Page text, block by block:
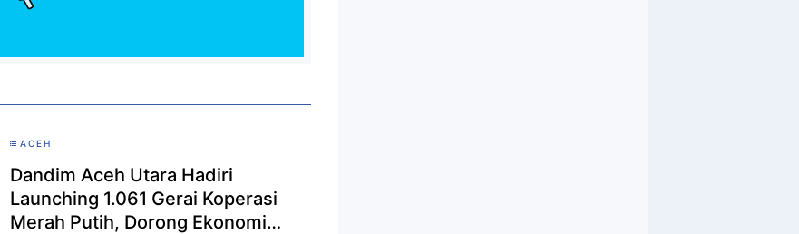
ACEH
Dandim Aceh Utara Hadiri
Launching 1.061 Gerai Koperasi
Merah Putih, Dorong Ekonomi